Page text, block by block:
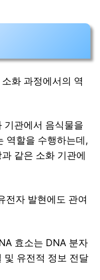
화 과정에서의 역
기관에서 음식물을
역할을 수행하는데,
같은 소화 기관에
전자 발현에도 관여
효소는 DNA 분자
및 유전적 정보 전달